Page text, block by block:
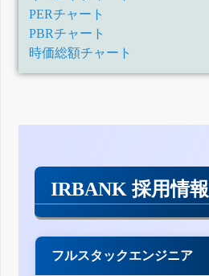
PERチャート
PBRチャート
時価総額チャート
IRBANK 採用情報
フルスタックエンジニア